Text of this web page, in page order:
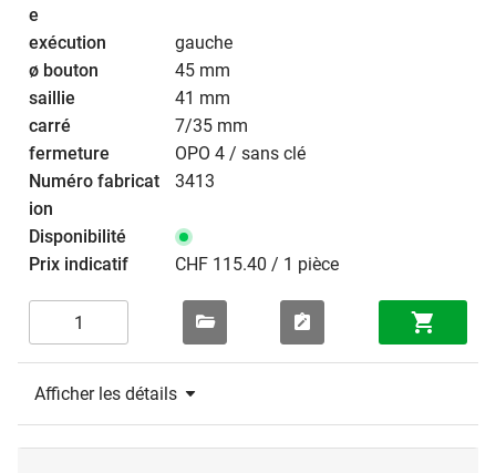
gauche
45 mm
41 mm
7/35 mm
OPO 4 / sans clé
3413
CHF 115.40 / 1 pièce
Afficher les détails